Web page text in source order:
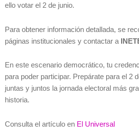
ello votar el 2 de junio.
Para obtener información detallada, se
páginas institucionales y contactar a
En este escenario democrático, tu
para poder participar. Prepárate para el 2
juntas y juntos la jornada electoral más
historia.
Consulta el artículo en El Universal